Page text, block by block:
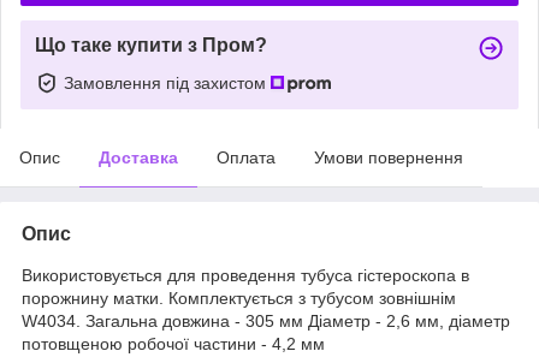
Що таке купити з Пром?
Замовлення під захистом
Опис Доставка Оплата Умови повернення
Опис
Використовується для проведення тубуса гістероскопа в
порожнину матки. Комплектується з тубусом зовнішнім
W4034. Загальна довжина - 305 мм Діаметр - 2,6 мм, діаметр
потовщеною робочої частини - 4,2 мм